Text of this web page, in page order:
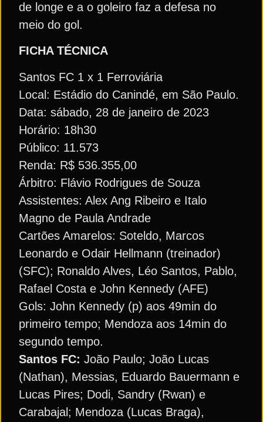
de longe e a o goleiro faz a defesa no
meio do gol.
FICHA TÉCNICA
Santos FC 1 x 1 Ferroviária
Local: Estádio do Canindé, em São Paulo.
Data: sábado, 28 de janeiro de 2023
Horário: 18h30
Público: 11.573
Renda: R$ 536.355,00
Árbitro: Flávio Rodrigues de Souza
Assistentes: Alex Ang Ribeiro e Italo
Magno de Paula Andrade
Cartões Amarelos: Soteldo, Marcos
Leonardo e Odair Hellmann (treinador)
(SFC); Ronaldo Alves, Léo Santos, Pablo,
Rafael Costa e John Kennedy (AFE)
Gols: John Kennedy (p) aos 49min do
primeiro tempo; Mendoza aos 14min do
segundo tempo.
Santos FC: João Paulo; João Lucas
(Nathan), Messias, Eduardo Bauermann e
Lucas Pires; Dodi, Sandry (Rwan) e
Carabajal; Mendoza (Lucas Braga),